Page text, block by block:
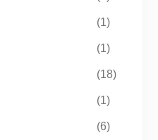
(1)
(1)
(18)
(1)
(6)